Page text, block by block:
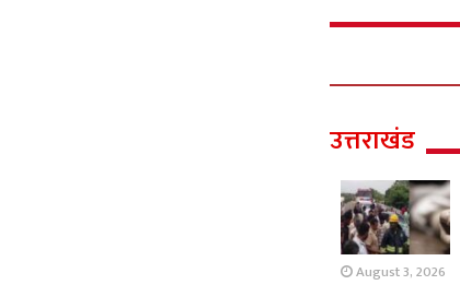
उत्तराखंड
August 3, 2026